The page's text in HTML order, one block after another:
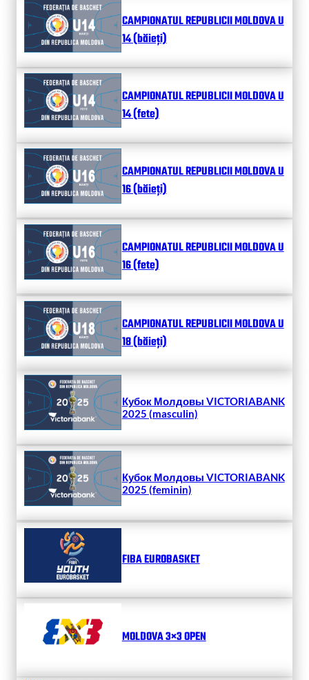
CAMPIONATUL REPUBLICII MOLDOVA U
14 (băieți)
CAMPIONATUL REPUBLICII MOLDOVA U
14 (fete)
CAMPIONATUL REPUBLICII MOLDOVA U
16 (băieți)
CAMPIONATUL REPUBLICII MOLDOVA U
16 (fete)
CAMPIONATUL REPUBLICII MOLDOVA U
18 (băieți)
Кубок Молдовы VICTORIABANK
2025 (masculin)
Кубок Молдовы VICTORIABANK
2025 (feminin)
FIBA EUROBASKET
MOLDOVA 3×3 OPEN